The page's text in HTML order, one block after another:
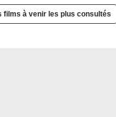
films à venir les plus consultés